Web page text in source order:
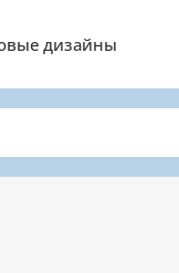
дизайны